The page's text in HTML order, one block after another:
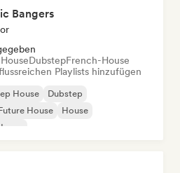
Bangers
DubstepFrench-House
Playlists hinzufügen
House
Dubstep
House
House